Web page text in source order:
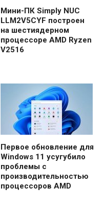
Мини-ПК Simply NUC
LLM2V5CYF построен
на шестиядерном
процессоре AMD Ryzen
V2516
Первое обновление для
Windows 11 усугубило
проблемы с
производительностью
процессоров AMD